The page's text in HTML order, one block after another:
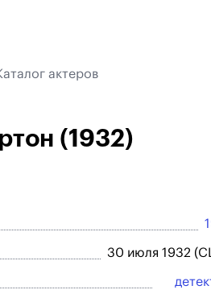
актеров
(1932)
30 июля 1932